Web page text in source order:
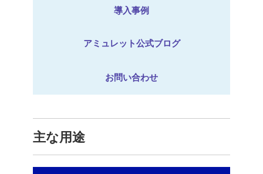
導入事例
アミュレット公式ブログ
お問い合わせ
主な用途